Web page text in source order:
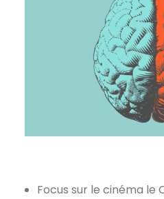
Focus sur le cinéma le